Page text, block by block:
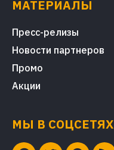
МАТЕРИАЛЫ
Пресс-релизы
Новости партнеров
Промо
Акции
МЫ В СОЦСЕТЯХ